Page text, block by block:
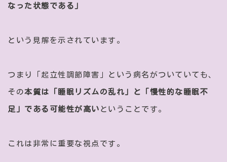
なった状態である」
という見解を示されています。
つまり「起立性調節障害」という病名がついていても、
その本質は「睡眠リズムの乱れ」と「慢性的な睡眠不
足」である可能性が高い ということです。
これは非常に重要な視点です。